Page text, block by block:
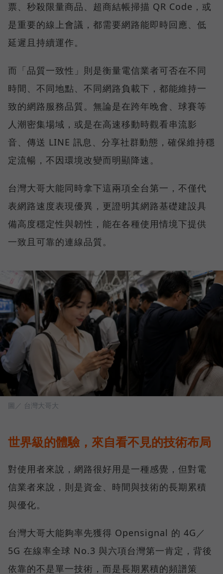
票、秒殺限量商品、超商結帳掃描 QR Code，或
是重要的線上會議，都需要網路能即時回應、低
延遲且持續運作。
而「品質一致性」則是衡量電信業者可否在不同
時間、不同地點、不同網路負載下，都能維持一
致的網路服務品質。無論是在跨年晚會、球賽等
人潮密集場域，或是在高速移動時觀看串流影
音、傳送 LINE 訊息、分享社群動態，確保維持穩
定流暢，不因環境改變而明顯降速。
台灣大哥大能同時拿下這兩項全台第一，不僅代
表網路速度表現優異，更證明其網路基礎建設具
備高度穩定性與韌性，能在各種使用情境下提供
一致且可靠的連線品質。
圖／ 台灣大哥大
世界級的體驗，來自看不見的技術布局
對使用者來說，網路很好用是一種感覺，但對電
信業者來說，則是資金、時間與技術的長期累積
與優化。
台灣大哥大能夠率先獲得 Opensignal 的 4G／
5G 在線率全球 No.3 與六項台灣第一肯定，背後
依靠的不是單一技術，而是長期累積的頻譜策